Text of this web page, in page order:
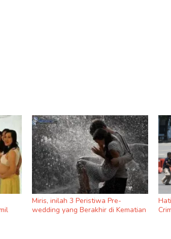
Miris, inilah 3 Peristiwa Pre-
wedding yang Berakhir di Kematian